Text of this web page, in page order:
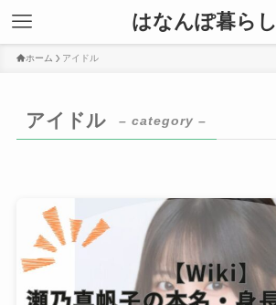
はなんぽ暮らし
ホーム アイドル
アイドル – category –